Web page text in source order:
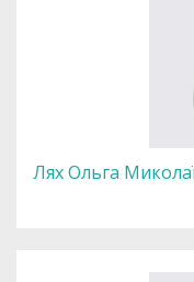
Лях Ольга